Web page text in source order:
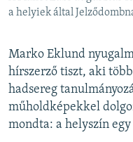
a helyiek által
Marko Eklund
hírszerző tiszt, aki
hadsereg
műholdképekkel
mondta: a helyszín